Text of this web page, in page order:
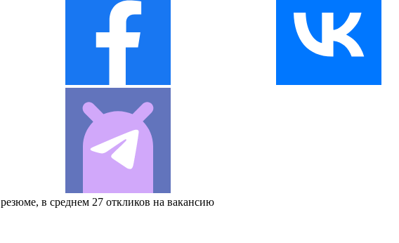
резюме, в среднем 27 откликов на вакансию